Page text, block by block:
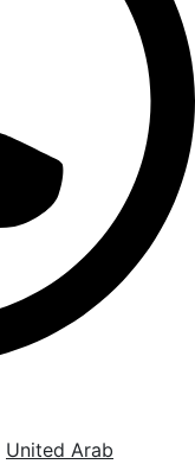
United Arab